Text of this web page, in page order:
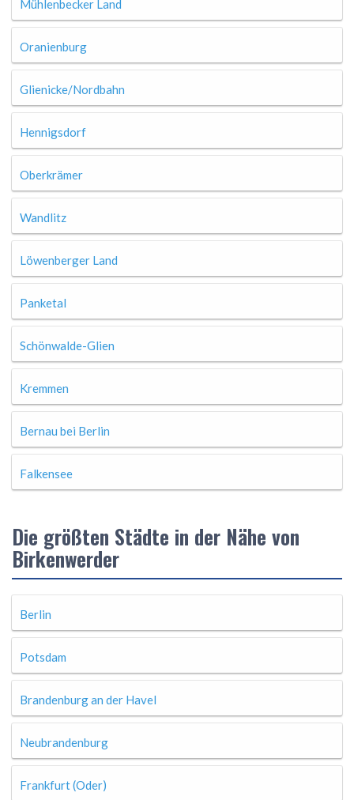
Mühlenbecker Land
Oranienburg
Glienicke/Nordbahn
Hennigsdorf
Oberkrämer
Wandlitz
Löwenberger Land
Panketal
Schönwalde-Glien
Kremmen
Bernau bei Berlin
Falkensee
Die größten Städte in der Nähe von
Birkenwerder
Berlin
Potsdam
Brandenburg an der Havel
Neubrandenburg
Frankfurt (Oder)